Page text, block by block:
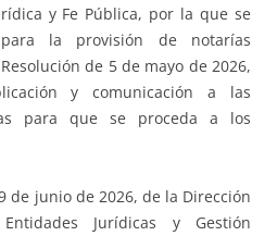
y Fe Pública, por la que se
la provisión de notarías
de 5 de mayo de 2026,
y comunicación a las
para que se proceda a los
de junio de 2026, de la Dirección
Jurídicas y Gestión